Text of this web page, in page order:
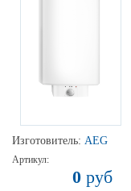
Изготовитель: AEG
Артикул:
0 руб